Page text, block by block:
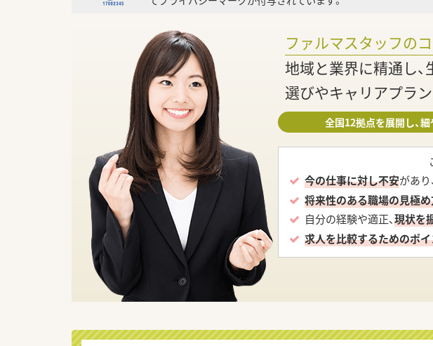
ファルマスタッフの
地域と業界に精通し
選びやキャリアプラ
全国12拠点を展開し、
今の仕事に対し不安があり
将来性のある職場の見極
自分の経験や適正、現状を
求人を比較するためのポ